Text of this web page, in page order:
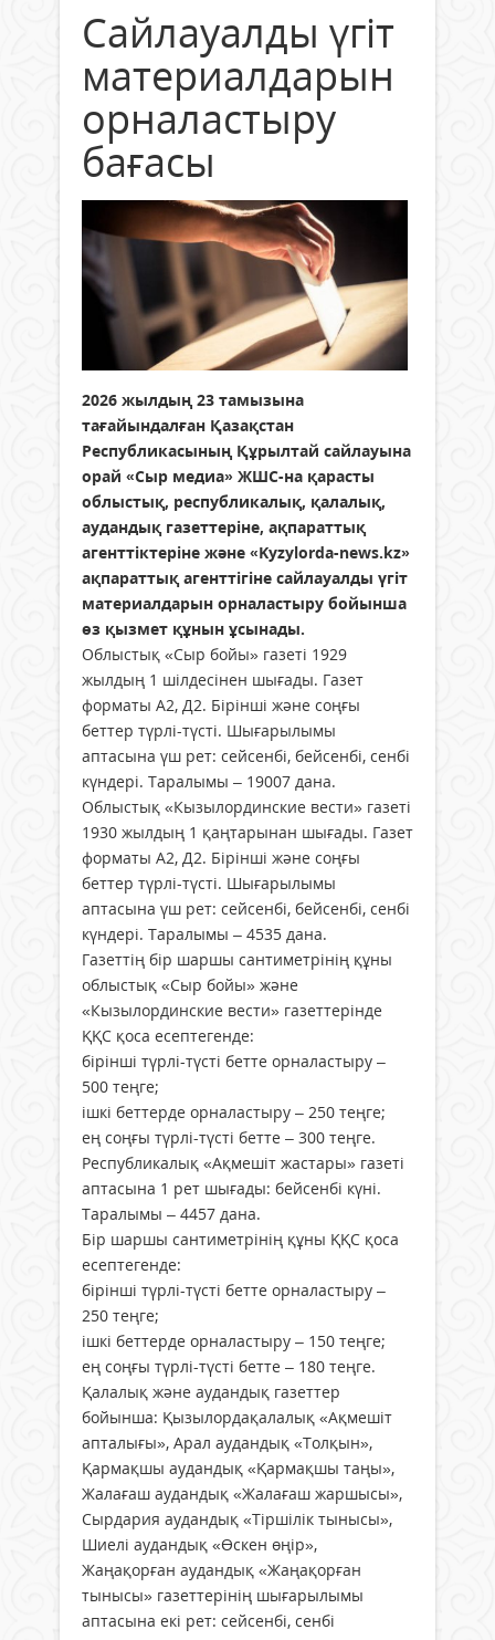
Сайлауалды үгіт
материалдарын
орналастыру
бағасы
2026 жылдың 23 тамызына
тағайындалған Қазақстан
Республикасының Құрылтай сайлауына
орай «Сыр медиа» ЖШС-на қарасты
облыстық, республикалық, қалалық,
аудандық газеттеріне, ақпараттық
агенттіктеріне және «Kyzylorda-news.kz»
ақпараттық агенттігіне сайлауалды үгіт
материалдарын орналастыру бойынша
өз қызмет құнын ұсынады.
Облыстық «Сыр бойы» газеті 1929
жылдың 1 шілдесінен шығады. Газет
форматы А2, Д2. Бірінші және соңғы
беттер түрлі-түсті. Шығарылымы
аптасына үш рет: сейсенбі, бейсенбі, сенбі
күндері. Таралымы – 19007 дана.
Облыстық «Кызылординские вести» газеті
1930 жылдың 1 қаңтарынан шығады. Газет
форматы А2, Д2. Бірінші және соңғы
беттер түрлі-түсті. Шығарылымы
аптасына үш рет: сейсенбі, бейсенбі, сенбі
күндері. Таралымы – 4535 дана.
Газеттің бір шаршы сантиметрінің құны
облыстық «Сыр бойы» және
«Кызылординские вести» газеттерінде
ҚҚС қоса есептегенде:
бірінші түрлі-түсті бетте орналастыру –
500 теңге;
ішкі беттерде орналастыру – 250 теңге;
ең соңғы түрлі-түсті бетте – 300 теңге.
Республикалық «Ақмешіт жастары» газеті
аптасына 1 рет шығады: бейсенбі күні.
Таралымы – 4457 дана.
Бір шаршы сантиметрінің құны ҚҚС қоса
есептегенде:
бірінші түрлі-түсті бетте орналастыру –
250 теңге;
ішкі беттерде орналастыру – 150 теңге;
ең соңғы түрлі-түсті бетте – 180 теңге.
Қалалық және аудандық газеттер
бойынша: Қызылордақалалық «Ақмешіт
апталығы», Арал аудандық «Толқын»,
Қармақшы аудандық «Қармақшы таңы»,
Жалағаш аудандық «Жалағаш жаршысы»,
Сырдария аудандық «Тіршілік тынысы»,
Шиелі аудандық «Өскен өңір»,
Жаңақорған аудандық «Жаңақорған
тынысы» газеттерінің шығарылымы
аптасына екі рет: сейсенбі, сенбі